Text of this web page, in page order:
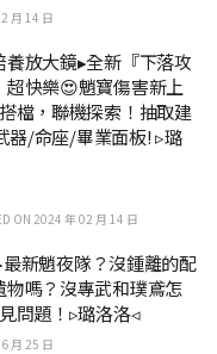
月 14 日
養放大鏡▸全新『下落攻
快樂😍魈寶傷害新上
檔，聯機探索！抽取建
器/命座/畢業面板! ▹璐
ON 2024 年 02 月 14 日
最新魈夜隊？沒鍾離的配
嗎？沒專武和璞鳶怎
問題！▹璐洛洛◃
月 25 日